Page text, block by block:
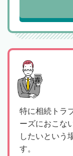
特に相続トラ
ーズにおこな
したいという
す。